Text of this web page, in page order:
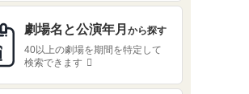
劇場名と公演年月 から探す
40以上の劇場を期間を特定して
検索できます